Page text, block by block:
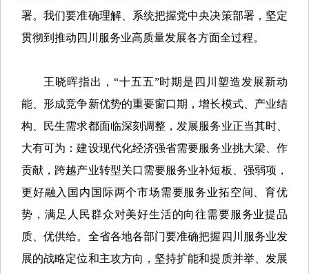
署。我们要准确理解、系统把握党中央决策部署，坚定
贯彻到推动四川服务业高质量发展各方面全过程。
王晓晖指出，“十五五”时期是四川塑造发展新动
能、形成竞争新优势的重要窗口期，增长模式、产业结
构、民生需求都面临深刻调整，发展服务业正当其时、
大有可为：建设现代化经济强省需要服务业挑大梁、作
贡献，跨越产业转型关口需要服务业补短板、强弱项，
更好融入国内国际两个市场需要服务业拓空间、育优
势，满足人民群众对美好生活的向往需要服务业提品
质、优供给。全省各地各部门要准确把握四川服务业发
展的战略定位和主攻方向，坚持扩能和提质并举、发展